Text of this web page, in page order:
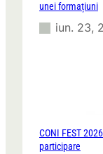
unei formațiuni
iun. 23,
CONI FEST
participare